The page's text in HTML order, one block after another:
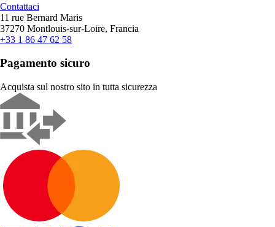
Contattaci
11 rue Bernard Maris
37270 Montlouis-sur-Loire, Francia
+33 1 86 47 62 58
Pagamento sicuro
Acquista sul nostro sito in tutta sicurezza